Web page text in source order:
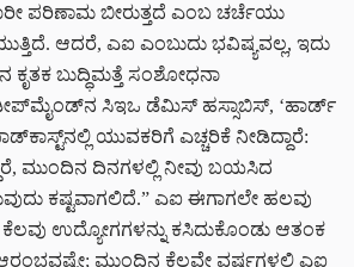
ಪರಿಣಾಮ ಬೀರುತ್ತದೆ ಎಂಬ ಚರ್ಚೆಯು
ಆದರೆ, ಎಐ ಎಂಬುದು ಭವಿಷ್ಯವಲ್ಲ, ಇದು
ಬುದ್ಧಿಮತ್ತೆ ಸಂಶೋಧನಾ
ಸಿಇಒ ಡೆಮಿಸ್ ಹಸ್ಸಾಬಿಸ್, ‘ಹಾರ್ಡ್
ಯುವಕರಿಗೆ ಎಚ್ಚರಿಕೆ ನೀಡಿದ್ದಾರೆ:
ಮುಂದಿನ ದಿನಗಳಲ್ಲಿ ನೀವು ಬಯಸಿದ
ಕಷ್ಟವಾಗಲಿದೆ.” ಎಐ ಈಗಾಗಲೇ ಹಲವು
ಕೆಲವು ಉದ್ಯೋಗಗಳನ್ನು ಕಸಿದುಕೊಂಡು ಆತಂಕ
ಮುಂದಿನ ಕೆಲವೇ ವರ್ಷಗಳಲ್ಲಿ ಎಐ